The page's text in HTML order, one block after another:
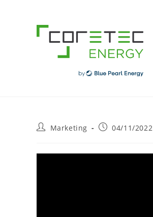
PostMarketing
Post04/11/2022